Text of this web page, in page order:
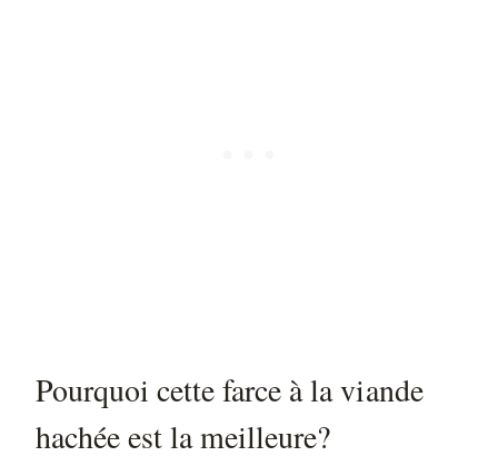
Pourquoi cette farce à la viande
hachée est la meilleure?